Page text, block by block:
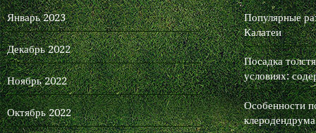
Январь 2023
Декабрь 2022
Ноябрь 2022
Октябрь 2022
Популярные
Калатеи
Посадка
условиях:
Особенности